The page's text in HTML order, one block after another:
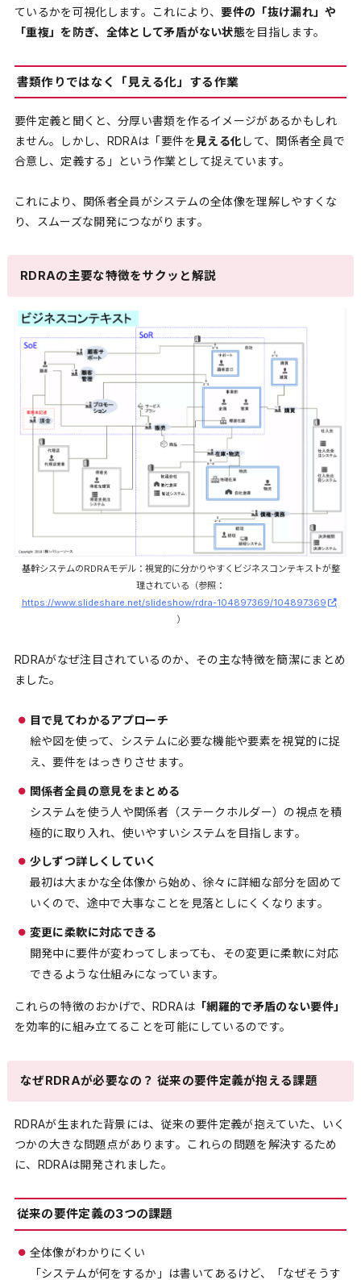
ているかを可視化します。これにより、要件の「抜け漏れ」や
「重複」を防ぎ、全体として矛盾がない状態を目指します。
書類作りではなく「見える化」する作業
要件定義と聞くと、分厚い書類を作るイメージがあるかもしれ
ません。しかし、RDRAは「要件を見える化して、関係者全員で
合意し、定義する」という作業として捉えています。
これにより、関係者全員がシステムの全体像を理解しやすくな
り、スムーズな開発につながります。
RDRAの主要な特徴をサクッと解説
基幹システムのRDRAモデル：視覚的に分かりやすくビジネスコンテキストが整
理されている（参照：
https://www.slideshare.net/slideshow/rdra-104897369/104897369
）
RDRAがなぜ注目されているのか、その主な特徴を簡潔にまとめ
ました。
目で見てわかるアプローチ
絵や図を使って、システムに必要な機能や要素を視覚的に捉
え、要件をはっきりさせます。
関係者全員の意見をまとめる
システムを使う人や関係者（ステークホルダー）の視点を積
極的に取り入れ、使いやすいシステムを目指します。
少しずつ詳しくしていく
最初は大まかな全体像から始め、徐々に詳細な部分を固めて
いくので、途中で大事なことを見落としにくくなります。
変更に柔軟に対応できる
開発中に要件が変わってしまっても、その変更に柔軟に対応
できるような仕組みになっています。
これらの特徴のおかげで、RDRAは「網羅的で矛盾のない要件」
を効率的に組み立てることを可能にしているのです。
なぜRDRAが必要なの？ 従来の要件定義が抱える課題
RDRAが生まれた背景には、従来の要件定義が抱えていた、いく
つかの大きな問題点があります。これらの問題を解決するため
に、RDRAは開発されました。
従来の要件定義の3つの課題
全体像がわかりにくい
「システムが何をするか」は書いてあるけど、「なぜそうす